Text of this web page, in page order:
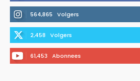
564,865 Volgers
2,458 Volgers
61,453 Abonnees